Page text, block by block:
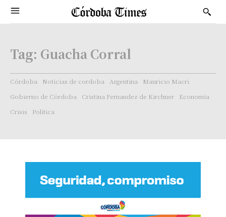
Tag: Guacha Corral
Córdoba Noticias de cordoba Argentina
Mauricio Macri
Gobierno de Córdoba
Cristina Fernandez de Kirchner
Economía
Crisis
Politica